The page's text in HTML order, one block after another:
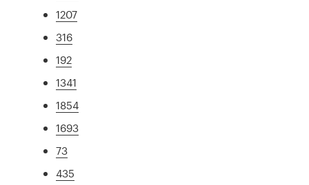
1207
316
192
1341
1854
1693
73
435